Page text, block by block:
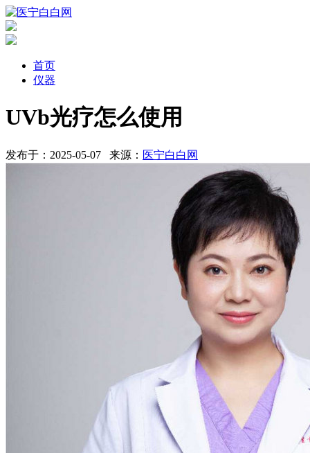
首页
仪器
UVb光疗怎么使用
发布于：2025-05-07 来源： 医宁白白网